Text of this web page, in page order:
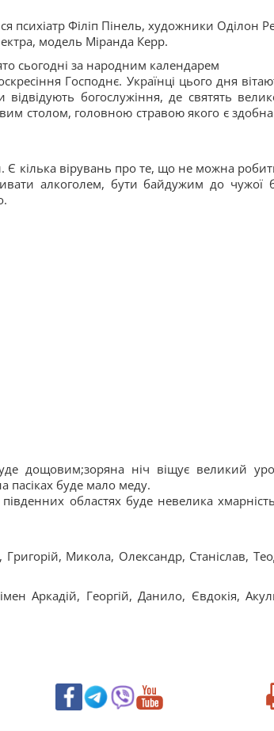
психіатр Філіп Пінель, художники Оділон
модель Міранда Керр.
сьогодні за народним календарем
Господнє. Українці цього дня
богослужіння, де святять
столом, головною стравою якого є
Є кілька вірувань про те, що не можна
алкоголем, бути байдужим до чужої
дощовим;зоряна ніч віщує великий
пасіках буде мало меду.
областях буде невелика
Микола, Олександр, Станіслав,
Аркадій, Георгій, Данило, Євдокія,